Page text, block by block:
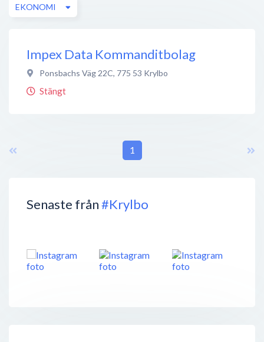
Senaste från#Krylbo
EKONOMI
Impex Data Kommanditbolag
Ponsbachs Väg 22C, 775 53 Krylbo
Stängt
1